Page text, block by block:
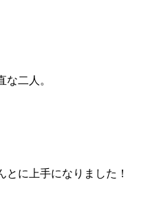
二人。
とに上手になりました！